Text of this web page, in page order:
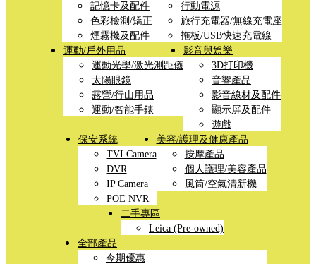
記憶卡及配件
色彩檢測/矯正
煙霧機及配件
行動電源
旅行充電器/無線充電座
拖板/USB快速充電線
運動/戶外用品
運動光學/激光測距儀
太陽眼鏡
露營/行山用品
運動/智能手錶
影音與娛樂
3D打印機
音響產品
影音線材及配件
顯示屏及配件
遊戲
保安系統
TVI Camera
DVR
IP Camera
POE NVR
美容/護理及健康產品
按摩產品
個人護理/美容產品
風筒/空氣清新機
二手專區
Leica (Pre-owned)
全部產品
今期優惠